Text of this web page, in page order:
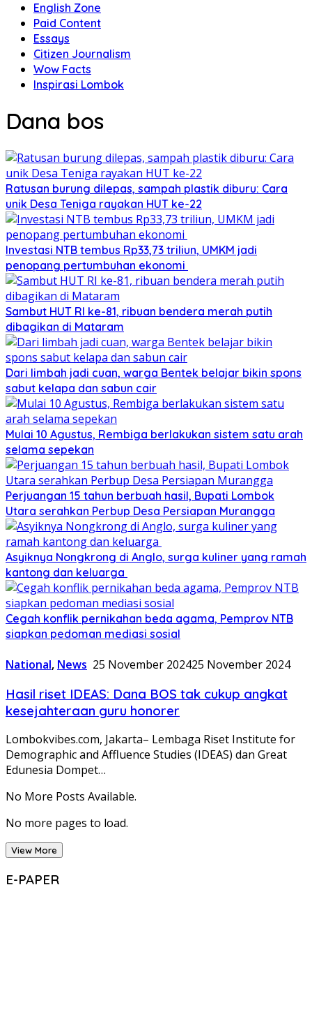
English Zone
Paid Content
Essays
Citizen Journalism
Wow Facts
Inspirasi Lombok
Dana bos
Ratusan burung dilepas, sampah plastik diburu: Cara
unik Desa Teniga rayakan HUT ke-22
Investasi NTB tembus Rp33,73 triliun, UMKM jadi
penopang pertumbuhan ekonomi
Sambut HUT RI ke-81, ribuan bendera merah putih
dibagikan di Mataram
Dari limbah jadi cuan, warga Bentek belajar bikin spons
sabut kelapa dan sabun cair
Mulai 10 Agustus, Rembiga berlakukan sistem satu arah
selama sepekan
Perjuangan 15 tahun berbuah hasil, Bupati Lombok
Utara serahkan Perbup Desa Persiapan Murangga
Asyiknya Nongkrong di Anglo, surga kuliner yang ramah
kantong dan keluarga
Cegah konflik pernikahan beda agama, Pemprov NTB
siapkan pedoman mediasi sosial
National, News 25 November 202425 November 2024
Hasil riset IDEAS: Dana BOS tak cukup angkat
kesejahteraan guru honorer
Lombokvibes.com, Jakarta– Lembaga Riset Institute for
Demographic and Affluence Studies (IDEAS) dan Great
Edunesia Dompet…
No More Posts Available.
No more pages to load.
View More
E-PAPER